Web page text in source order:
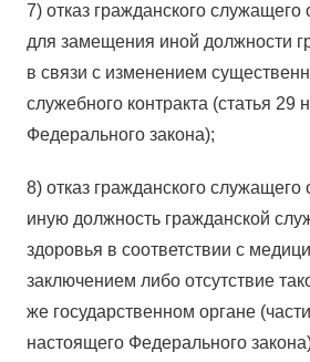
7) отказ гражданского
для замещения иной должности
в связи с изменением
служебного контракта (статья 29
Федерального закона);
8) отказ гражданского служащего
иную должность гражданской
здоровья в соответствии с
заключением либо отсутствие
же государственном органе
настоящего Федерального